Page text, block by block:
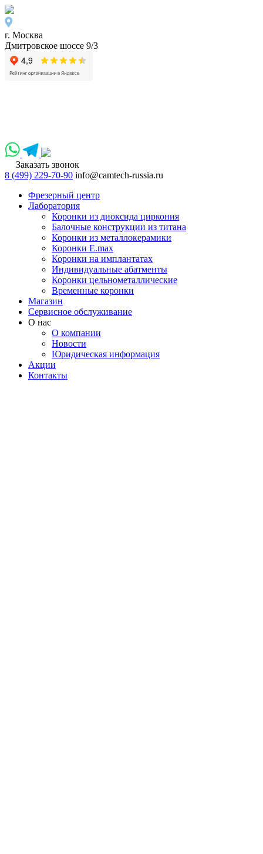
г. Москва
Дмитровское шоссе 9/3
Заказать звонок
8 (499) 229-70-90 info@camtech-russia.ru
Фрезерный центр
Лаборатория
Коронки из диоксида циркония
Балочные конструкции из титана
Коронки из металлокерамики
Коронки E.max
Коронки на имплантатах
Индивидуальные абатменты
Коронки цельнометаллические
Временные коронки
Магазин
Сервисное обслуживание
О нас
О компании
Новости
Юридическая информация
Акции
Контакты